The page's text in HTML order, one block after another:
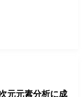
元元素分析に成